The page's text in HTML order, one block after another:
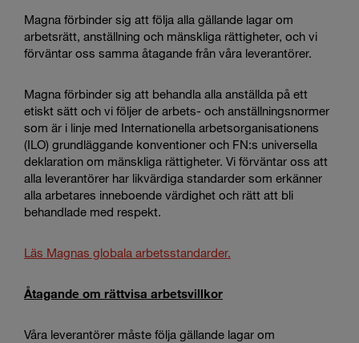
Magna förbinder sig att följa alla gällande lagar om
arbetsrätt, anställning och mänskliga rättigheter, och vi
förväntar oss samma åtagande från våra leverantörer.
Magna förbinder sig att behandla alla anställda på ett
etiskt sätt och vi följer de arbets- och anställningsnormer
som är i linje med Internationella arbetsorganisationens
(ILO) grundläggande konventioner och FN:s universella
deklaration om mänskliga rättigheter. Vi förväntar oss att
alla leverantörer har likvärdiga standarder som erkänner
alla arbetares inneboende värdighet och rätt att bli
behandlade med respekt.
Läs Magnas globala arbetsstandarder.
Åtagande om rättvisa arbetsvillkor
Våra leverantörer måste följa gällande lagar om